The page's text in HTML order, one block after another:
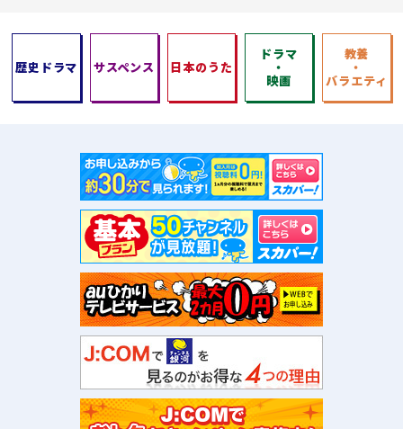
歴史ドラマ サスペンス 日本のうた
ドラマ
・
映画
教養
・
バラエティ